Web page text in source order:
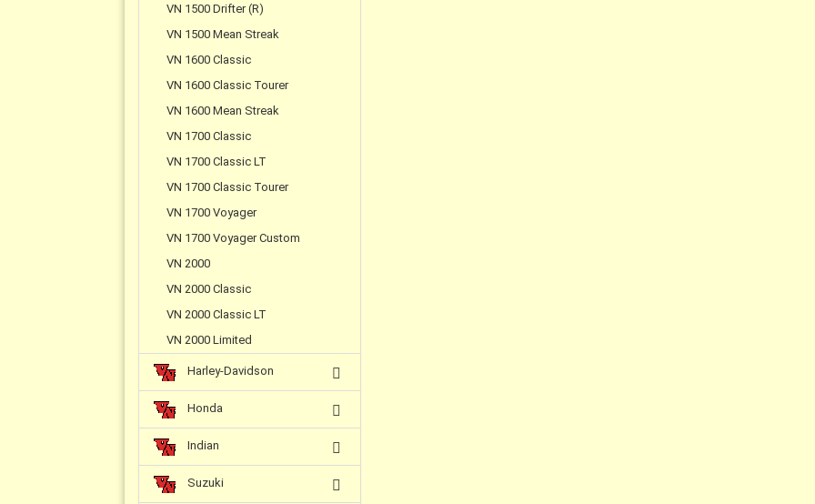
VN 1500 Drifter (R)
VN 1500 Mean Streak
VN 1600 Classic
VN 1600 Classic Tourer
VN 1600 Mean Streak
VN 1700 Classic
VN 1700 Classic LT
VN 1700 Classic Tourer
VN 1700 Voyager
VN 1700 Voyager Custom
VN 2000
VN 2000 Classic
VN 2000 Classic LT
VN 2000 Limited
Harley-Davidson
Honda
Indian
Suzuki